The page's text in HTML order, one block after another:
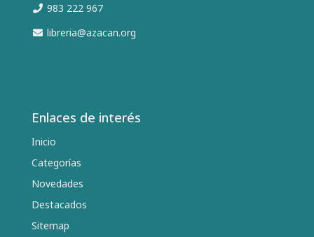
983 222 967
libreria@azacan.org
Enlaces de interés
Inicio
Categorías
Novedades
Destacados
Sitemap